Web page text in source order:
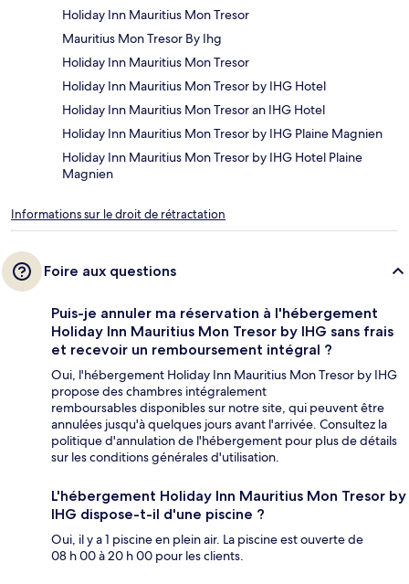
Holiday Inn Mauritius Mon Tresor
Mauritius Mon Tresor By Ihg
Holiday Inn Mauritius Mon Tresor
Holiday Inn Mauritius Mon Tresor by IHG Hotel
Holiday Inn Mauritius Mon Tresor an IHG Hotel
Holiday Inn Mauritius Mon Tresor by IHG Plaine Magnien
Holiday Inn Mauritius Mon Tresor by IHG Hotel Plaine
Magnien
Informations sur le droit de rétractation
Foire aux questions
Puis-je annuler ma réservation à l'hébergement
Holiday Inn Mauritius Mon Tresor by IHG sans frais
et recevoir un remboursement intégral ?
Oui, l'hébergement Holiday Inn Mauritius Mon Tresor by IHG
propose des chambres intégralement
remboursables disponibles sur notre site, qui peuvent être
annulées jusqu'à quelques jours avant l'arrivée. Consultez la
politique d'annulation de l'hébergement pour plus de détails
sur les conditions générales d'utilisation.
L'hébergement Holiday Inn Mauritius Mon Tresor by
IHG dispose-t-il d'une piscine ?
Oui, il y a 1 piscine en plein air. La piscine est ouverte de
08 h 00 à 20 h 00 pour les clients.